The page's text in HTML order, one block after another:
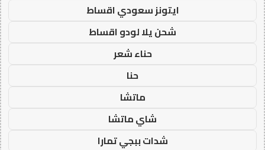
ايتونز سعودي اقساط
شحن يلا لودو اقساط
حناء شعر
حنا
ماتشا
شاي ماتشا
شدات ببجي تمارا